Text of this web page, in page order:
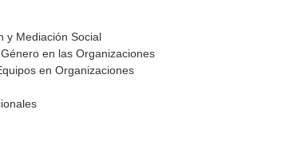
y Mediación Social
en las Organizaciones
en Organizaciones